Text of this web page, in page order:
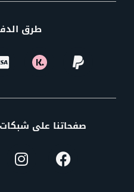
طرق
صفحاتنا على شبكات